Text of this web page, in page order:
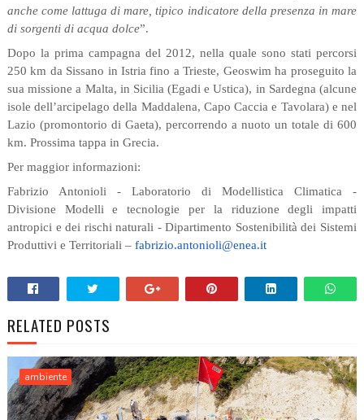
anche come lattuga di mare, tipico indicatore della presenza in mare
di sorgenti di acqua dolce”.
Dopo la prima campagna del 2012, nella quale sono stati percorsi
250 km da Sissano in Istria fino a Trieste, Geoswim ha proseguito la
sua missione a Malta, in Sicilia (Egadi e Ustica), in Sardegna (alcune
isole dell’arcipelago della Maddalena, Capo Caccia e Tavolara) e nel
Lazio (promontorio di Gaeta), percorrendo a nuoto un totale di 600
km. Prossima tappa in Grecia.
Per maggior informazioni:
Fabrizio Antonioli - Laboratorio di Modellistica Climatica -
Divisione Modelli e tecnologie per la riduzione degli impatti
antropici e dei rischi naturali - Dipartimento Sostenibilità dei Sistemi
Produttivi e Territoriali – fabrizio.antonioli@enea.it
RELATED POSTS
ambiente